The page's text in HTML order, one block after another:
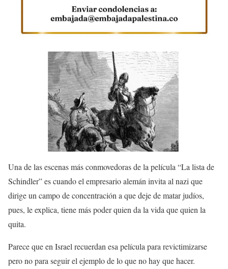
Una de las escenas más conmovedoras de la película “La lista de
Schindler” es cuando el empresario alemán invita al nazi que
dirige un campo de concentración a que deje de matar judíos,
pues, le explica, tiene más poder quien da la vida que quien la
quita.
Parece que en Israel recuerdan esa película para revictimizarse
pero no para seguir el ejemplo de lo que no hay que hacer.